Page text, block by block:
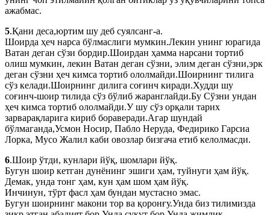
ажабмас.
5.Қани деса,юртим шу деб суялсанг-а.
Шоирда ҳеч нарса бўлмаслиги мумкин.Лекин унинг юрагида
Ватан деган сўзи бордир.Шоирдан ҳамма нарсани тортиб
олиш мумкин, лекин Ватан деган сўзни, элим деган сўзни,эрк
деган сўзни ҳеч кимса тортиб ололмайди.Шоирнинг тилига
сўз келади.Шоирнинг дилига соғинч киради.Худди шу
соғинч-шоир тилида сўз бўлиб жаранглайди.Бу Сўзни ундан
ҳеч кимса тортиб ололмайди.У шу сўз орқали тарих
зарварақларига кириб бораверади.Агар шундай
бўлмаганда,Усмон Носир, Пабло Неруда, Федирико Гарсиа
Лорка, Мусо Жалил каби овозлар бизгача етиб келолмасди.
6.Шоир ўтди, кунлари йўқ, шомлари йўқ.
Бугун шоир кетган дунёнинг эшиги ҳам, туйнуги ҳам йўқ.
Демак, унда тонг ҳам, кун ҳам шом ҳам йўқ.
Инчинун, тўрт фасл ҳам бундан мустасно эмас.
Бугун шоирнинг макони тор ва қоронғу.Унда биз тилимизда